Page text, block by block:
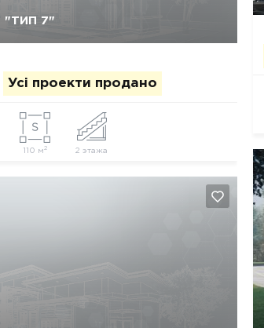
"ТИП 7"
Усі проекти продано
110 м2 2 этажа